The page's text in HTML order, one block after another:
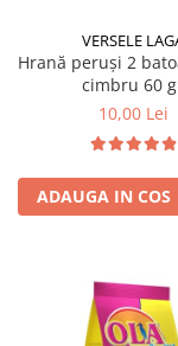
VERSELE
Hrană peruși 2
cimbru 60
10,00 Lei
ADAUGA IN COS